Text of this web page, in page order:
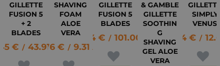
GILLETTE
FUSION 5
+ 2
BLADES
€ / 43.91 лв.
SHAVING
FOAM
ALOE
VERA
4.76 € / 9.31 лв.
GILLETTE
FUSION 5
BLADES
51.64 € / 101.00 лв.
& GAMBLE
GILLETTE
SOOTHIN
G
SHAVING
GEL ALOE
VERA
SIMPLY
VENUS
6.44 € /